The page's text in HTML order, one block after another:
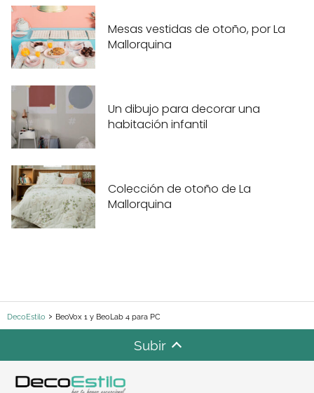
Mesas vestidas de otoño, por La
Mallorquina
Un dibujo para decorar una
habitación infantil
Colección de otoño de La
Mallorquina
DecoEstilo BeoVox 1 y BeoLab 4 para PC
Subir